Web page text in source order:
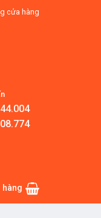
cửa hàng
hàng